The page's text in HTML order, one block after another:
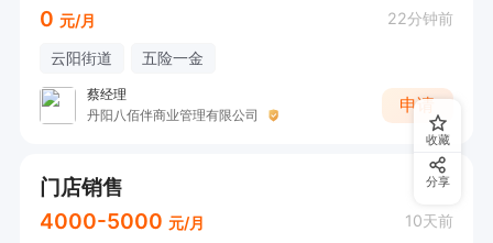
0 元/月 22分钟前
云阳街道 五险一金
蔡经理
丹阳八佰伴商业管理有限公司
申请
门店销售
4000-5000 元/月 10天前
收藏
分享